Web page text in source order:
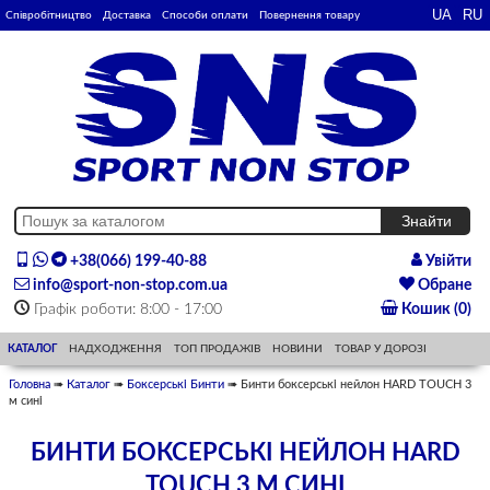
Співробітництво Доставка Способи оплати Повернення товару
+38(066) 199-40-88
info@sport-non-stop.com.ua
Графік роботи: 8:00 - 17:00
Увійти
Обране
Кошик (0)
КАТАЛОГ НАДХОДЖЕННЯ ТОП ПРОДАЖІВ НОВИНИ ТОВАР У ДОРОЗІ
Головна ➠ Каталог ➠ Боксерські Бинти ➠ Бинти боксерські нейлон HARD TOUCH 3
м сині
БИНТИ БОКСЕРСЬКІ НЕЙЛОН HARD